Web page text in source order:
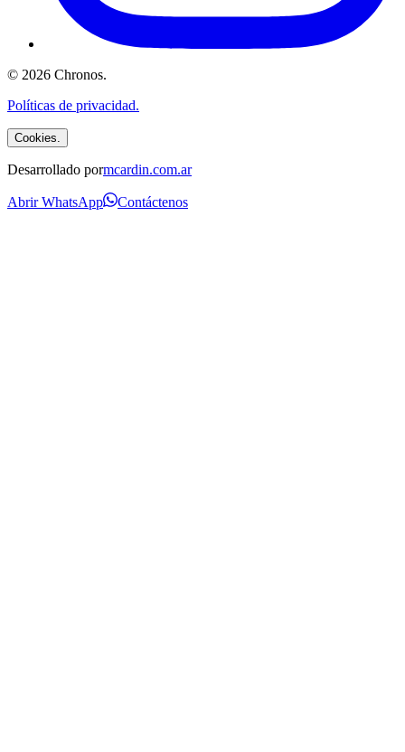
© 2026 Chronos.
Políticas de privacidad.
Cookies.
Desarrollado pormcardin.com.ar
Abrir WhatsApp Contáctenos